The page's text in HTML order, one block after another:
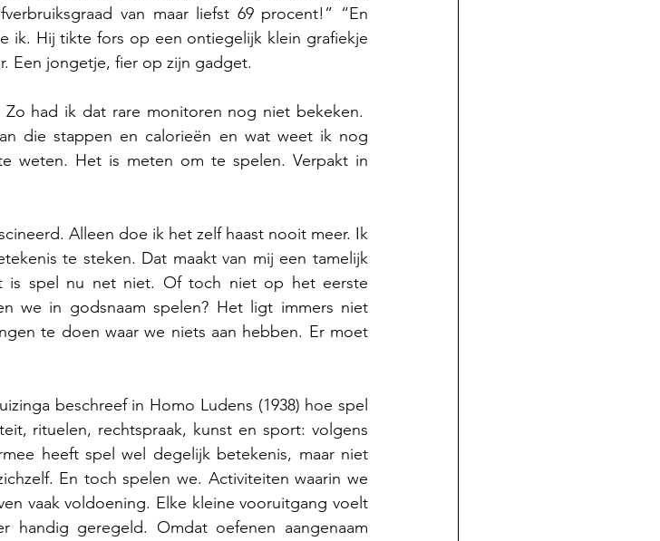
van maar liefst 69 procent!” “En
ik. Hij tikte fors op een ontiegelijk klein grafiekje
Een jongetje, fier op zijn gadget.
had ik dat rare monitoren nog niet bekeken.
die stappen en calorieën en wat weet ik nog
weten. Het is meten om te spelen. Verpakt in
Alleen doe ik het zelf haast nooit meer. Ik
te steken. Dat maakt van mij een tamelijk
is spel nu net niet. Of toch niet op het eerste
we in godsnaam spelen? Het ligt immers niet
te doen waar we niets aan hebben. Er moet
beschreef in Homo Ludens (1938) hoe spel
rituelen, rechtspraak, kunst en sport: volgens
heeft spel wel degelijk betekenis, maar niet
En toch spelen we. Activiteiten waarin we
vaak voldoening. Elke kleine vooruitgang voelt
handig geregeld. Omdat oefenen aangenaam